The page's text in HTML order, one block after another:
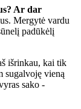
Ar dar
Mergytė vardu
padūkėlį
išrinkau, kai tik
sugalvoję vieną
sako -